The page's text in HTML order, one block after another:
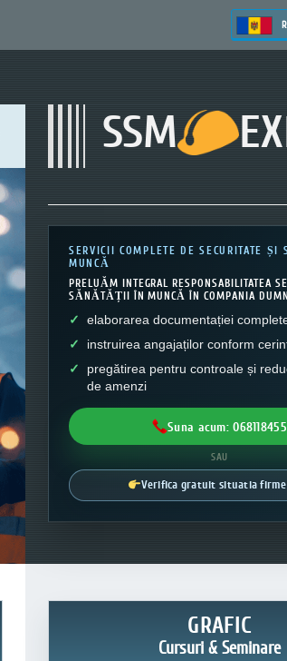
SSM
SERVICII COMPLETE DE SECURITATE ȘI
MUNCĂ
PRELUĂM INTEGRAL RESPONSABILITATEA
SĂNĂTĂȚII ÎN MUNCĂ ÎN COMPANIA
elaborarea documentației
instruirea angajaților conform
pregătirea pentru controale și
de amenzi
Suna acum: 068118455
SAU
Verifica gratuit situatia
GRAFIC
Cursuri & Seminare